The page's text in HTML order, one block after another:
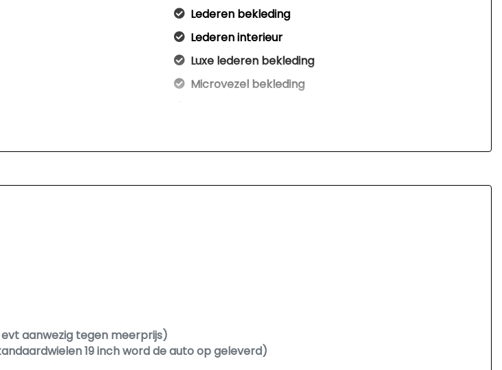
Lederen bekleding
Lederen interieur
Luxe lederen bekleding
Microvezel bekleding
Sportstuur
Anti blokkeer systeem
aanwezig tegen meerprijs)
19 inch word de auto op geleverd)